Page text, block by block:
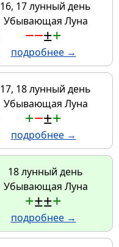
16, 17 лунный день
Убывающая Луна
−−±+
подробнее →
17, 18 лунный день
Убывающая Луна
+−±+
подробнее →
18 лунный день
Убывающая Луна
+±±+
подробнее →